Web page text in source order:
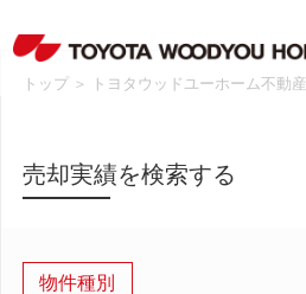
トップ ＞ トヨタウッドユーホーム不動産
売却実績を検索する
物件種別